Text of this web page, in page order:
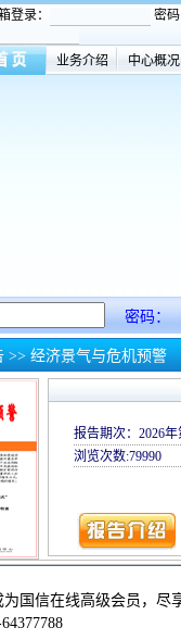
登录： 密
业务介绍 中心概况
密码：
>> 经济景气与危机预警
报告期次：2026
浏览次数:79990
信在线高级会员，尽享